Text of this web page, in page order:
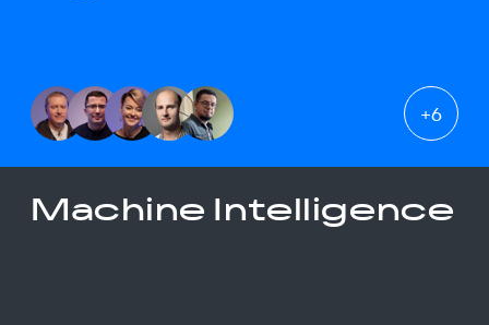
+6
Machine Intelligence